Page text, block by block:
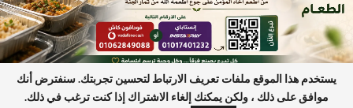
يستخدم هذا الموقع ملفات تعريف الارتباط لتحسين تجربتك. سنفترض أنك
موافق على ذلك ، ولكن يمكنك إلغاء الاشتراك إذا كنت ترغب في ذلك.